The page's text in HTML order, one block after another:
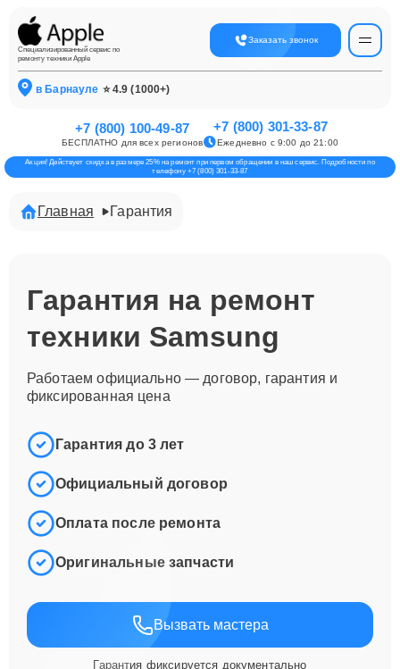
Специализированный сервис по
ремонту техники Apple
Заказать звонок
в Барнауле ⭐ 4.9 (1000+)
+7 (800) 100-49-87
БЕСПЛАТНО для всех регионов
+7 (800) 301-33-87
Ежедневно с 9:00 до 21:00
Акция! Действует скидка в размере 25% на ремонт при первом обращении в наш сервис. Подробности по
телефону +7 (800) 301-33-87
Главная Гарантия
Гарантия на ремонт
техники Samsung
Работаем официально — договор, гарантия и
фиксированная цена
Гарантия до 3 лет
Официальный договор
Оплата после ремонта
Оригинальные запчасти
Вызвать мастера
Гарантия фиксируется документально